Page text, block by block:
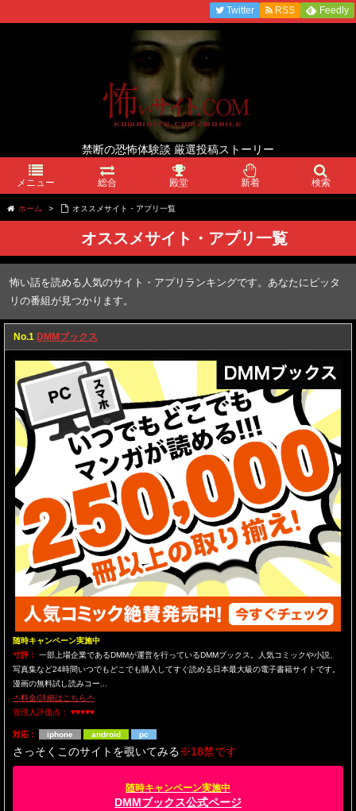
禁断の恐怖体験談 厳選投稿ストーリー
メニュー 総合 殿堂 新着 検索
Twitter RSS Feedly
ホーム > オススメサイト・アプリ一覧
オススメサイト・アプリ一覧
怖い話を読める人気のサイト・アプリランキングです。あなたにピッタ
リの番組が見つかります。
No.1 DMMブックス
随時キャンペーン実施中
寸評：
一部上場企業であるDMMが運営を行っているDMMブックス。人気コミックや小説、
写真集など24時間いつでもどこでも購入してすぐ読める日本最大級の電子書籍サイトです。
漫画の無料試し読みコー...
-*-料金/詳細はこちら-*-
管理人評価点： ♥♥♥♥♥
対応： iphone android pc
さっそくこのサイトを覗いてみる※18禁です
随時キャンペーン実施中
DMMブックス公式ページ